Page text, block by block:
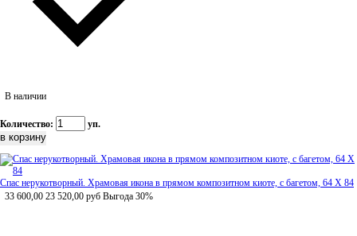
В наличии
Количество: уп.
Спас нерукотворный. Храмовая икона в прямом композитном киоте, с багетом, 64 Х 84
33 600,00 23 520,00 руб Выгода 30%